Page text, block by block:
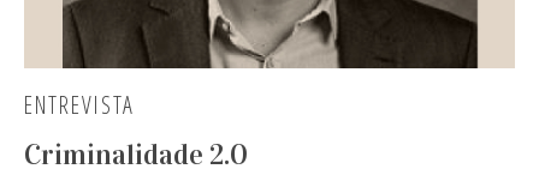
ENTREVISTA
Criminalidade 2.0